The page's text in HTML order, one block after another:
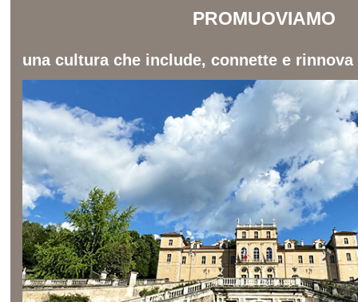
PROMUOVIAMO
una cultura che include, connette e